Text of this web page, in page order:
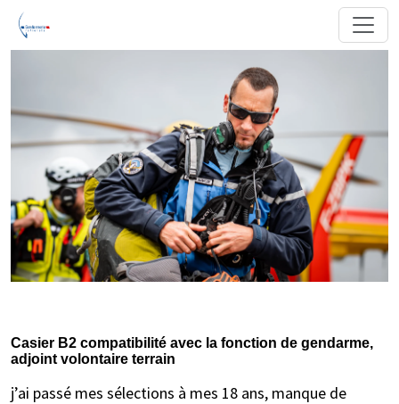
Casier B2 compatibilité avec la fonction de gendarme,
adjoint volontaire terrain
j’ai passé mes sélections à mes 18 ans, manque de